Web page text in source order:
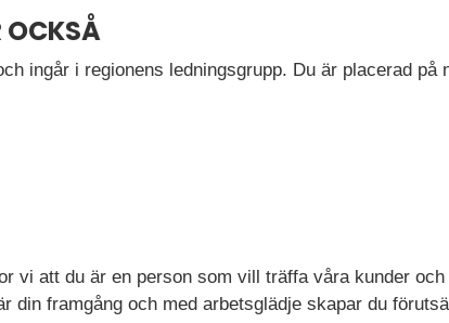
OCKSÅ
ingår i regionens ledningsgrupp. Du är placerad på
vi att du är en person som vill träffa våra kunder
din framgång och med arbetsglädje skapar du